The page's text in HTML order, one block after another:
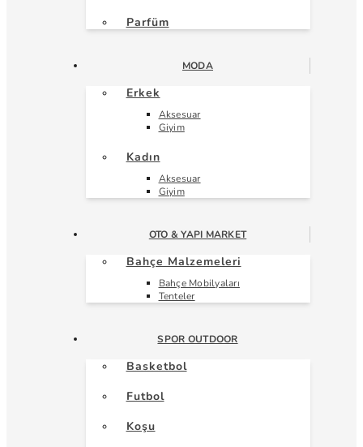
Parfüm
MODA
Erkek
Aksesuar
Giyim
Kadın
Aksesuar
Giyim
OTO & YAPI MARKET
Bahçe Malzemeleri
Bahçe Mobilyaları
Tenteler
SPOR OUTDOOR
Basketbol
Futbol
Koşu